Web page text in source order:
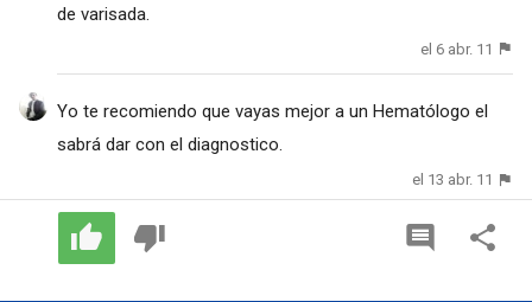
de varisada.
el 6 abr. 11
Yo te recomiendo que vayas mejor a un Hematólogo el
sabrá dar con el diagnostico.
el 13 abr. 11